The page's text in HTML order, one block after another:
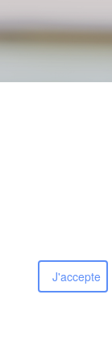
J'accepte